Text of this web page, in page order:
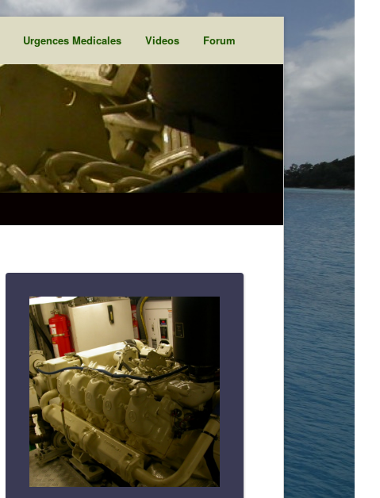
Urgences Medicales Videos Forum